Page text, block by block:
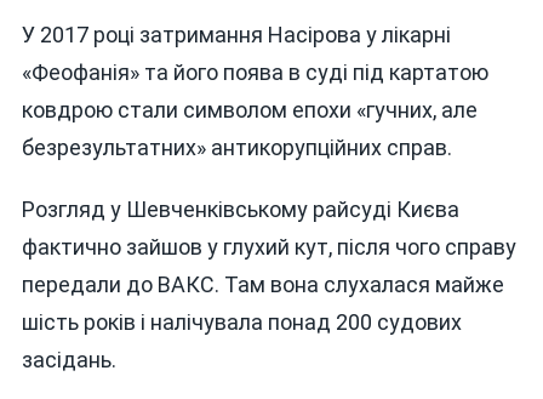
У 2017 році затримання Насірова у лікарні
«Феофанія» та його поява в суді під картатою
ковдрою стали символом епохи «гучних, але
безрезультатних» антикорупційних справ.
Розгляд у Шевченківському райсуді Києва
фактично зайшов у глухий кут, після чого справу
передали до ВАКС. Там вона слухалася майже
шість років і налічувала понад 200 судових
засідань.